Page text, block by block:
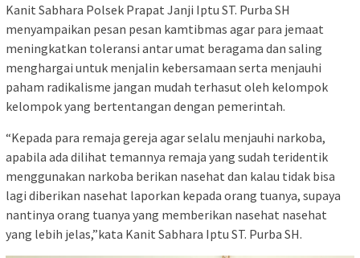
Kanit Sabhara Polsek Prapat Janji Iptu ST. Purba SH
menyampaikan pesan pesan kamtibmas agar para jemaat
meningkatkan toleransi antar umat beragama dan saling
menghargai untuk menjalin kebersamaan serta menjauhi
paham radikalisme jangan mudah terhasut oleh kelompok
kelompok yang bertentangan dengan pemerintah.
“Kepada para remaja gereja agar selalu menjauhi narkoba,
apabila ada dilihat temannya remaja yang sudah teridentik
menggunakan narkoba berikan nasehat dan kalau tidak bisa
lagi diberikan nasehat laporkan kepada orang tuanya, supaya
nantinya orang tuanya yang memberikan nasehat nasehat
yang lebih jelas,”kata Kanit Sabhara Iptu ST. Purba SH.